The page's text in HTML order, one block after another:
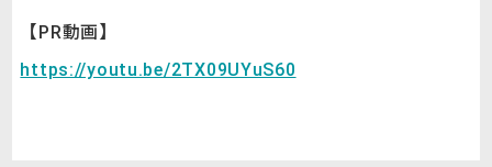
【PR動画】
https://youtu.be/2TX09UYuS60